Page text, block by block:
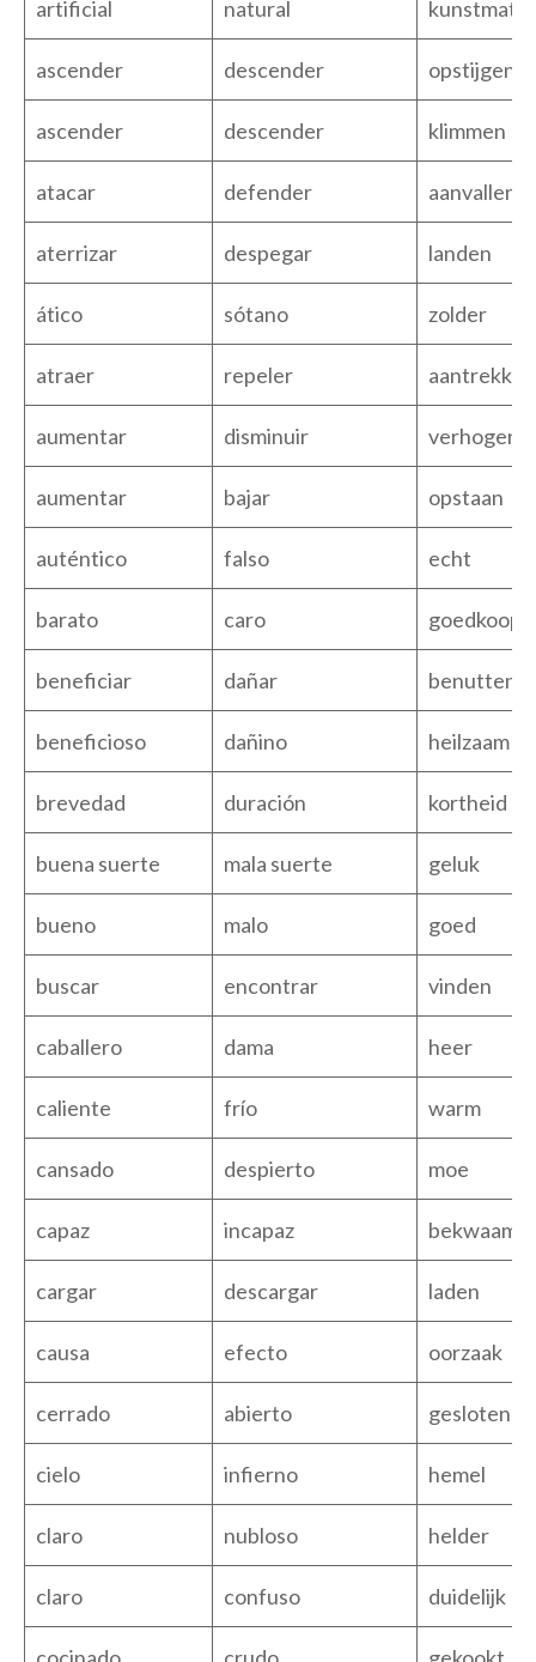
artificial natural kunstmatig
ascender descender opstijgen
ascender descender klimmen
atacar defender aanvallen
aterrizar despegar landen
ático sótano zolder
atraer repeler aantrekken
aumentar disminuir verhogen
aumentar bajar opstaan
auténtico falso echt
barato caro goedkoop
beneficiar dañar benutten
beneficioso dañino heilzaam
brevedad duración kortheid
buena suerte mala suerte geluk
bueno malo goed
buscar encontrar vinden
caballero dama heer
caliente frío warm
cansado despierto moe
capaz incapaz bekwaam
cargar descargar laden
causa efecto oorzaak
cerrado abierto gesloten
cielo infierno hemel
claro nubloso helder
claro confuso duidelijk